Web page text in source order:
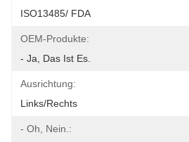
ISO13485/ FDA
OEM-Produkte:
- Ja, Das Ist Es.
Ausrichtung:
Links/rechts
- Oh, Nein.: